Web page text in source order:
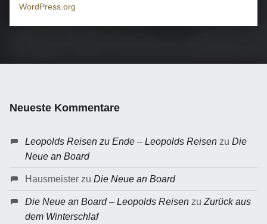
WordPress.org
Neueste Kommentare
Leopolds Reisen zu Ende – Leopolds Reisenzu Die
Neue an Board
Hausmeisterzu Die Neue an Board
Die Neue an Board – Leopolds Reisenzu Zurück aus
dem Winterschlaf